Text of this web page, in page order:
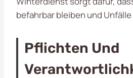
befahrbar bleiben und
Pflichten Und